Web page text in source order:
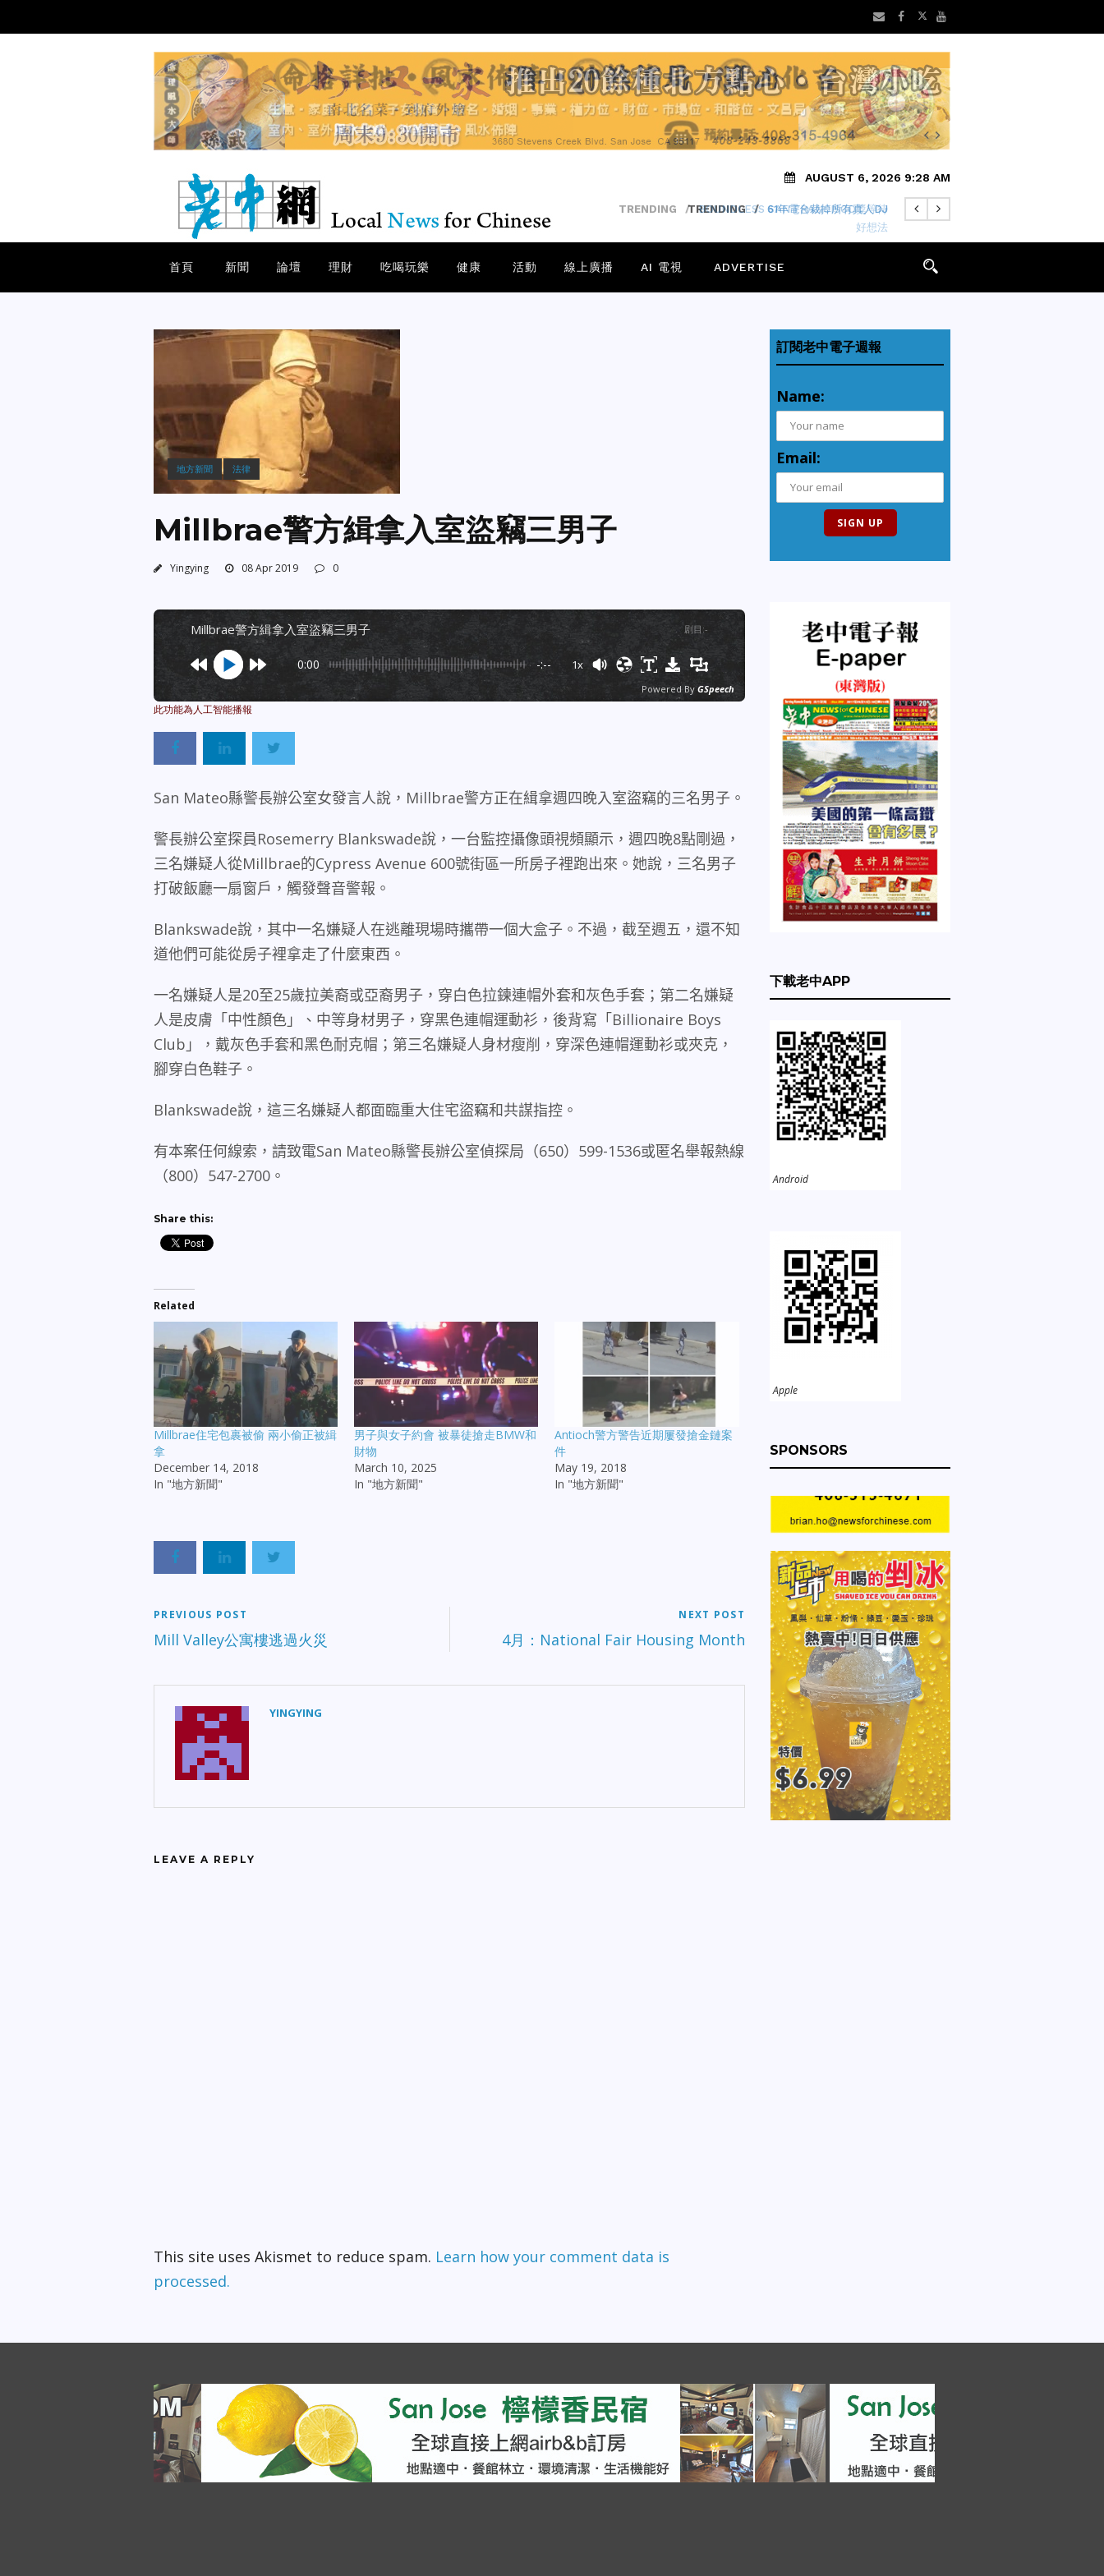
AUGUST 6, 2026 9:28 AM
TRENDING /
BOUNDLESS SAN FRANCISCO獎等待
好想法
首頁 新聞 論壇 理財 吃喝玩樂 健康 活動 線上廣播 AI 電視 ADVERTISE
地方新聞 法律
Millbrae警方緝拿入室盜竊三男子
Yingying 08 Apr 2019 0
millbrae警方緝拿入室盜竊三男子 剧目 :-
0:00 -:-- 1x
Powered By GSpeech
San Mateo縣警長辦公室女發言人說， Millbrae警方正在緝拿週四晚入室盜竊的三名男子。
警長辦公室探員Rosemerry Blankswade說，一台監控攝像頭視頻顯示，週四晚8點剛過，
三名嫌疑人從Millbrae的Cypress Avenue 600號街區一所房子裡跑出來。她說，三名男子
打破飯廳一扇窗戶，觸發聲音警報。
Blankswade說，其中一名嫌疑人在逃離現場時攜帶一個大盒子。不過，截至週五，還不知
道他們可能從房子裡拿走了什麼東西。
一名嫌疑人是20至25歲拉美裔或亞裔男子，穿白色拉鍊連帽外套和灰色手套；第二名嫌疑
人是皮膚「中性顏色」、中等身材男子，穿黑色連帽運動衫，後背寫「Billionaire Boys
Club 」，戴灰色手套和黑色耐克帽；第三名嫌疑人身材瘦削，穿深色連帽運動衫或夾克，
腳穿白色鞋子。
Blankswade說，這三名嫌疑人都面臨重大住宅盜竊和共謀指控。
有本案任何線索，請致電San Mateo縣警長辦公室偵探局（650） 599-1536或匿名舉報熱線
（800） 547-2700 。
Share this:
Related
Millbrae住宅包裹被偷 兩小偷正被緝
拿
December 14, 2018
In "地方新聞"
男子與女子約會 被暴徒搶走BMW和
財物
March 10, 2025
In "地方新聞"
Antioch警方警告近期屢發搶金鏈案
件
May 19, 2018
In "地方新聞"
PREVIOUS POST
Mill Valley公寓樓逃過火災
NEXT POST
4月：National Fair Housing Month
YINGYING
LEAVE A REPLY
This site uses Akismet to reduce spam. Learn how your comment data is
processed.
訂閱老中電子週報
Name:
Email:
下載老中APP
Android
Apple
SPONSORS